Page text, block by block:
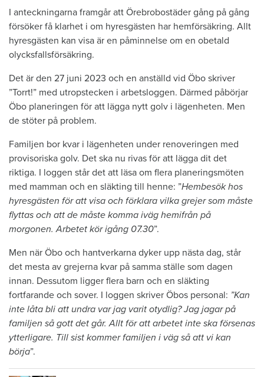
I anteckningarna framgår att Örebrobostäder gång på gång
försöker få klarhet i om hyresgästen har hemförsäkring. Allt
hyresgästen kan visa är en påminnelse om en obetald
olycksfallsförsäkring.
Det är den 27 juni 2023 och en anställd vid Öbo skriver
”Torrt!” med utropstecken i arbetsloggen. Därmed påbörjar
Öbo planeringen för att lägga nytt golv i lägenheten. Men
de stöter på problem.
Familjen bor kvar i lägenheten under renoveringen med
provisoriska golv. Det ska nu rivas för att lägga dit det
riktiga. I loggen står det att läsa om flera planeringsmöten
med mamman och en släkting till henne: ”Hembesök hos
hyresgästen för att visa och förklara vilka grejer som måste
flyttas och att de måste komma iväg hemifrån på
morgonen. Arbetet kör igång 07.30”.
Men när Öbo och hantverkarna dyker upp nästa dag, står
det mesta av grejerna kvar på samma ställe som dagen
innan. Dessutom ligger flera barn och en släkting
fortfarande och sover. I loggen skriver Öbos personal: ”Kan
inte låta bli att undra var jag varit otydlig? Jag jagar på
familjen så gott det går. Allt för att arbetet inte ska försenas
ytterligare. Till sist kommer familjen i väg så att vi kan
börja”.